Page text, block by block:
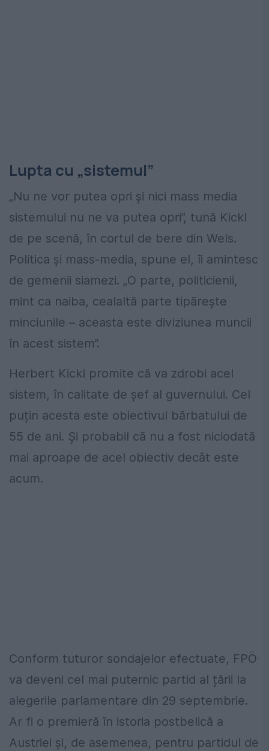
Lupta cu „sistemul”
„Nu ne vor putea opri și nici mass media
sistemului nu ne va putea opri”, tună Kickl
de pe scenă, în cortul de bere din Wels.
Politica și mass-media, spune el, îi amintesc
de gemenii siamezi. „O parte, politicienii,
mint ca naiba, cealaltă parte tipărește
minciunile – aceasta este diviziunea muncii
în acest sistem”.
Herbert Kickl promite că va zdrobi acel
sistem, în calitate de șef al guvernului. Cel
puțin acesta este obiectivul bărbatului de
55 de ani. Și probabil că nu a fost niciodată
mai aproape de acel obiectiv decât este
acum.
Conform tuturor sondajelor efectuate, FPÖ
va deveni cel mai puternic partid al țării la
alegerile parlamentare din 29 septembrie.
Ar fi o premieră în istoria postbelică a
Austriei și, de asemenea, pentru partidul de